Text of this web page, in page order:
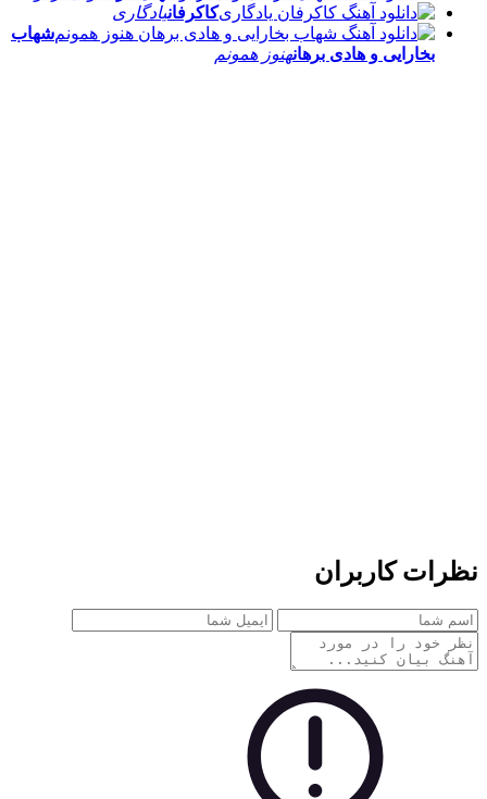
کاکرفانیادگاری
شهاب
بخارایی و هادی برهانهنوز همونم
کاربران